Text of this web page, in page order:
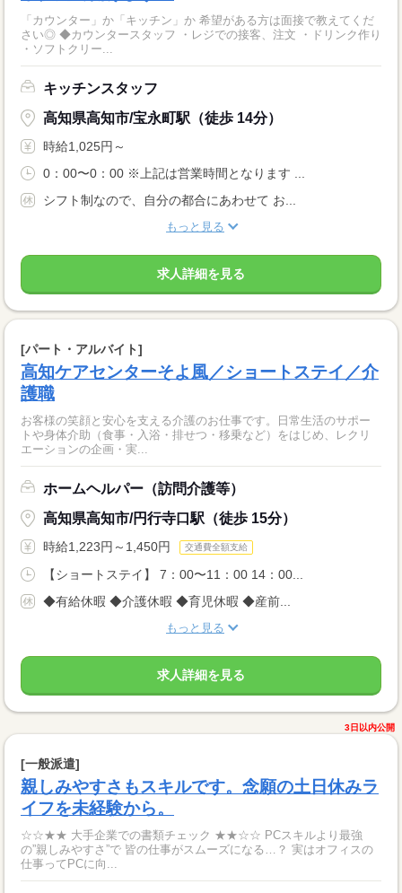
「カウンター」か「キッチン」か 希望がある方は面接で教えてくだ
さい◎ ◆カウンタースタッフ ・レジでの接客、注文 ・ドリンク作り
・ソフトクリー...
キッチンスタッフ
高知県高知市/宝永町駅（徒歩 14分）
時給1,025円～
0：00〜0：00 ※上記は営業時間となります ...
シフト制なので、自分の都合にあわせて お...
もっと見る
求人詳細を見る
[パート・アルバイト]
高知ケアセンターそよ風／ショートステイ／介
護職
お客様の笑顔と安心を支える介護のお仕事です。日常生活のサポー
トや身体介助（食事・入浴・排せつ・移乗など）をはじめ、レクリ
エーションの企画・実...
ホームヘルパー（訪問介護等）
高知県高知市/円行寺口駅（徒歩 15分）
時給1,223円～1,450円 交通費全額支給
【ショートステイ】 7：00〜11：00 14：00...
◆有給休暇 ◆介護休暇 ◆育児休暇 ◆産前...
もっと見る
求人詳細を見る
3日以内公開
[一般派遣]
親しみやすさもスキルです。念願の土日休みラ
イフを未経験から。
☆☆★★ 大手企業での書類チェック ★★☆☆ PCスキルより最強
の”親しみやすさ”で 皆の仕事がスムーズになる…？ 実はオフィスの
仕事ってPCに向...